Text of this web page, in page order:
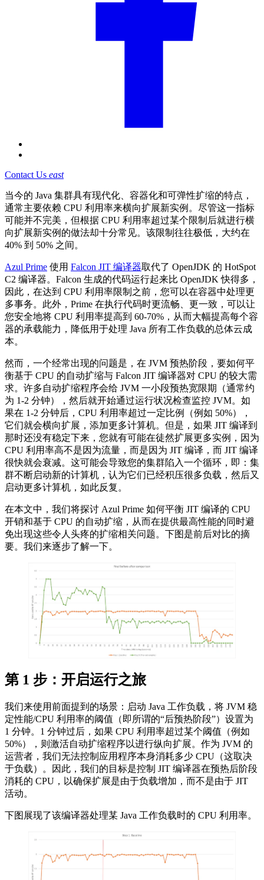
Contact Us east
当今的 Java 集群具有现代化、容器化和可弹性扩缩的特点，
通常主要依赖 CPU 利用率来横向扩展新实例。尽管这一指标
可能并不完美，但根据 CPU 利用率超过某个限制后就进行横
向扩展新实例的做法却十分常见。该限制往往极低，大约在
40% 到 50% 之间。
Azul Prime 使用 Falcon JIT 编译器取代了 OpenJDK 的 HotSpot
C2 编译器。Falcon 生成的代码运行起来比 OpenJDK 快得多，
因此，在达到 CPU 利用率限制之前，您可以在容器中处理更
多事务。此外，Prime 在执行代码时更流畅、更一致，可以让
您安全地将 CPU 利用率提高到 60-70%，从而大幅提高每个容
器的承载能力，降低用于处理 Java 所有工作负载的总体云成
本。
然而，一个经常出现的问题是，在 JVM 预热阶段，要如何平
衡基于 CPU 的自动扩缩与 Falcon JIT 编译器对 CPU 的较大需
求。许多自动扩缩程序会给 JVM 一小段预热宽限期（通常约
为 1-2 分钟），然后就开始通过运行状况检查监控 JVM。如
果在 1-2 分钟后，CPU 利用率超过一定比例（例如 50%），
它们就会横向扩展，添加更多计算机。但是，如果 JIT 编译到
那时还没有稳定下来，您就有可能在徒然扩展更多实例，因为
CPU 利用率高不是因为流量，而是因为 JIT 编译，而 JIT 编译
很快就会衰减。这可能会导致您的集群陷入一个循环，即：集
群不断启动新的计算机，认为它们已经积压很多负载，然后又
启动更多计算机，如此反复。
在本文中，我们将探讨 Azul Prime 如何平衡 JIT 编译的 CPU
开销和基于 CPU 的自动扩缩，从而在提供最高性能的同时避
免出现这些令人头疼的扩缩相关问题。下图是前后对比的摘
要。我们来逐步了解一下。
第 1 步：开启运行之旅
我们来使用前面提到的场景：启动 Java 工作负载，将 JVM 稳
定性能/CPU 利用率的阈值（即所谓的“后预热阶段”）设置为
1 分钟。1 分钟过后，如果 CPU 利用率超过某个阈值（例如
50%），则激活自动扩缩程序以进行纵向扩展。作为 JVM 的
运营者，我们无法控制应用程序本身消耗多少 CPU（这取决
于负载）。因此，我们的目标是控制 JIT 编译器在预热后阶段
消耗的 CPU，以确保扩展是由于负载增加，而不是由于 JIT
活动。
下图展现了该编译器处理某 Java 工作负载时的 CPU 利用率。